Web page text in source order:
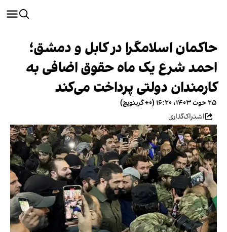
حاکمان اسلامگرا در کابل و دمشق؛
احمد شرع یک ماه حقوق اضافی به
کارمندان دولتی پرداخت می‌کند
۲۵ حوت ۱۴۰۳، ۱۶:۲۰ (‎+۰ گرینویچ)
اشتراک‌گذاری